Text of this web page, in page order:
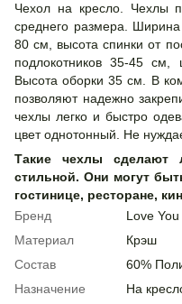
Чехол на кресло. Чехлы
среднего размера.
80 см, высота спинки от
подлокотников 35-45 см,
Высота оборки 35 см. В
позволяют надежно
чехлы легко и быстро
цвет однотонный. Не
Такие чехлы сделают
стильной. Они могут
гостинице, ресторане,
Бренд
Love You
Материал
Крэш
Состав
60%
Назначение
На